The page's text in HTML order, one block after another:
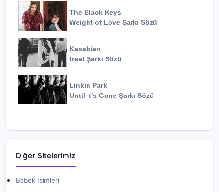
The Black Keys
Weight of Love Şarkı Sözü
Kasabian
treat Şarkı Sözü
Linkin Park
Until it's Gone Şarkı Sözü
Diğer Sitelerimiz
Bebek İsimleri